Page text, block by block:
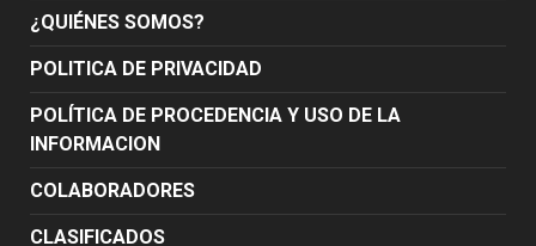
¿QUIÉNES SOMOS?
POLITICA DE PRIVACIDAD
POLÍTICA DE PROCEDENCIA Y USO DE LA
INFORMACION
COLABORADORES
CLASIFICADOS